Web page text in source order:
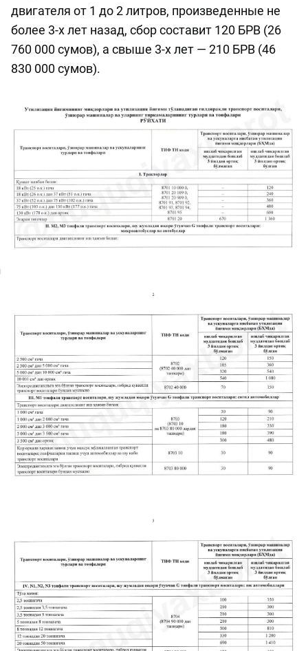
двигателя от 1 до 2 литров, произведенные не
более 3-х лет назад, сбор составит 120 БРВ (26
760 000 сумов), а свыше 3-х лет — 210 БРВ (46
830 000 сумов).